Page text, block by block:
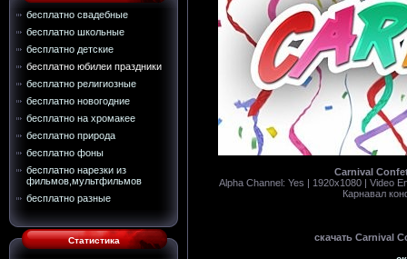
бесплатно свадебные
бесплатно школьные
бесплатно детские
бесплатно юбилеи праздники
бесплатно религиозные
бесплатно новогодние
бесплатно на хромакее
бесплатно природа
бесплатно фоны
бесплатно нарезки из
фильмов,мультфильмов
бесплатно разные
Статистика
Carnival
Alpha Channel: Yes | 1920x1080 | Video
Карнавал
скачать Carnival